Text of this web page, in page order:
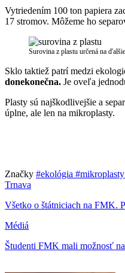
Vytriedením 100 ton papiera
17 stromov. Môžeme ho
Surovina z plastu určená na
Sklo taktiež patrí medzi
donekonečna. Je oveľa
Plasty sú najškodlivejšie a
úplne, ale len na mikroplasty.
Značky #ekológia #mikroplasty
Trnava
Všetko o štátniciach na FMK.
Médiá
Študenti FMK mali možnosť